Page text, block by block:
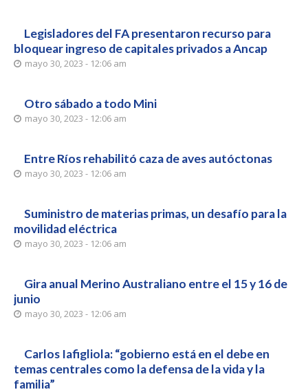
Legisladores del FA presentaron recurso para
bloquear ingreso de capitales privados a Ancap
mayo 30, 2023 - 12:06 am
Otro sábado a todo Mini
mayo 30, 2023 - 12:06 am
Entre Ríos rehabilitó caza de aves autóctonas
mayo 30, 2023 - 12:06 am
Suministro de materias primas, un desafío para la
movilidad eléctrica
mayo 30, 2023 - 12:06 am
Gira anual Merino Australiano entre el 15 y 16 de
junio
mayo 30, 2023 - 12:06 am
Carlos Iafigliola: “gobierno está en el debe en
temas centrales como la defensa de la vida y la
familia”